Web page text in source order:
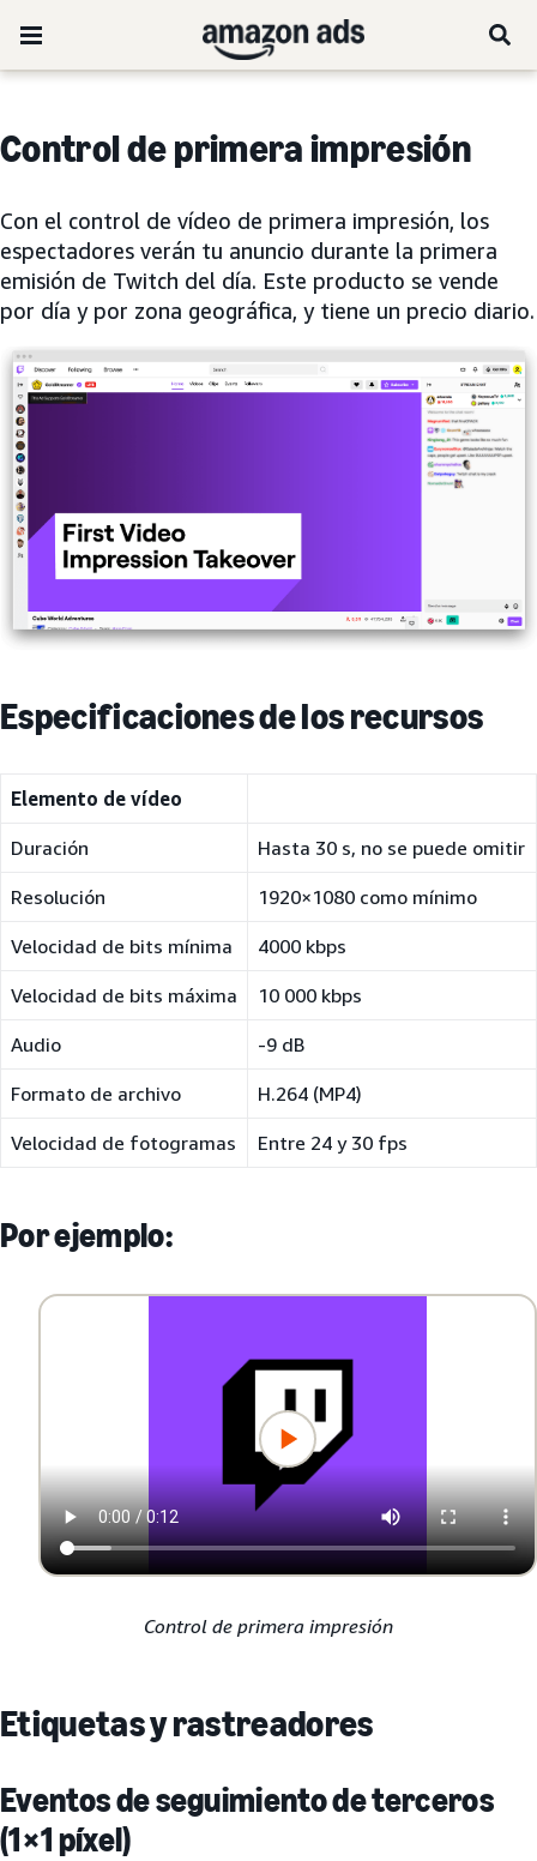
Control de primera impresión
Con el control de vídeo de primera impresión, los
espectadores verán tu anuncio durante la primera
emisión de Twitch del día. Este producto se vende
por día y por zona geográfica, y tiene un precio diario.
Especificaciones de los recursos
Elemento de vídeo
Duración Hasta 30 s, no se puede omitir
Resolución 1920×1080 como mínimo
Velocidad de bits mínima 4000 kbps
Velocidad de bits máxima 10 000 kbps
Audio -9 dB
Formato de archivo H.264 (MP4)
Velocidad de fotogramas Entre 24 y 30 fps
Por ejemplo:
Control de primera impresión
Etiquetas y rastreadores
Eventos de seguimiento de terceros
(1×1 píxel)